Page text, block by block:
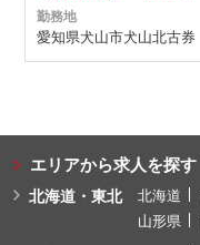
勤務地
愛知県犬山市犬山北古券
エリアから求人を探す
北海道・東北 北海道
山形県